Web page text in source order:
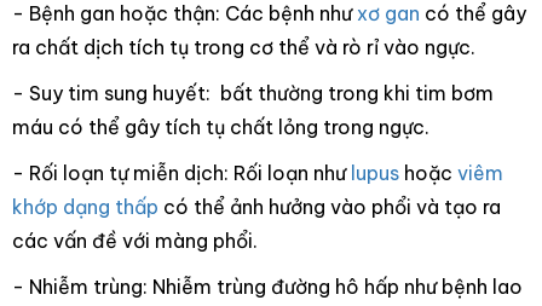
- Bệnh gan hoặc thận: Các bệnh như xơ gan có thể gây
ra chất dịch tích tụ trong cơ thể và rò rỉ vào ngực.
- Suy tim sung huyết: bất thường trong khi tim bơm
máu có thể gây tích tụ chất lỏng trong ngực.
- Rối loạn tự miễn dịch: Rối loạn như lupus hoặc viêm
khớp dạng thấp có thể ảnh hưởng vào phổi và tạo ra
các vấn đề với màng phổi.
- Nhiễm trùng: Nhiễm trùng đường hô hấp như bệnh lao